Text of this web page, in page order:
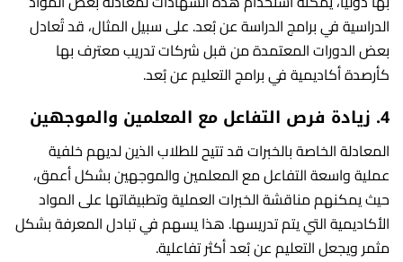
الدراسية في برامج الدراسة عن بُعد. على سبيل المثال، قد تُعادل
بعض الدورات المعتمدة من قبل شركات تدريب معترف بها
كأرصدة أكاديمية في برامج التعليم عن بُعد.
4. زيادة فرص التفاعل مع المعلمين والموجهين
المعادلة الخاصة بالخبرات قد تتيح للطلاب الذين لديهم خلفية
عملية واسعة التفاعل مع المعلمين والموجهين بشكل أعمق،
حيث يمكنهم مناقشة الخبرات العملية وتطبيقاتها على المواد
الأكاديمية التي يتم تدريسها. هذا يسهم في تبادل المعرفة بشكل
مثمر ويجعل التعليم عن بُعد أكثر تفاعلية.